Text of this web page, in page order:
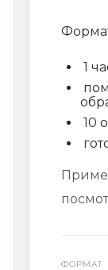
1
10
ФОРМАТ